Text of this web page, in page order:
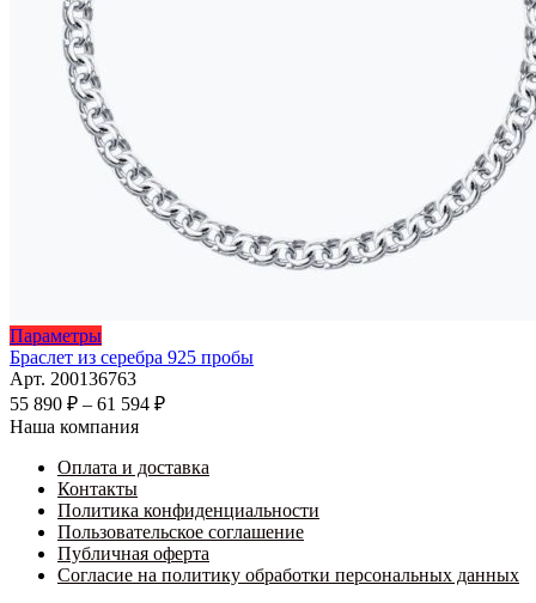
ПараметрыЭтот
товар
имеет
несколько
вариаций.
можно
выбрать
на
странице
товара.
Браслет из серебра 925 пробы
Арт. 200136763
55 890 ₽ – 61 594 ₽Диапазон
890 ₽
61
594 ₽
Наша компания
Оплата и доставка
Контакты
Политика конфиденциальности
Пользовательское соглашение
Публичная оферта
Согласие на политику обработки персональных данных